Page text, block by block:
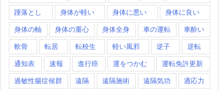
踵落とし 身体が軽い 身体に悪い 身体に良い
身体の軸 身体の重心 身体全身 車の運転 車酔い
軟骨 転居 転校生 軽い風邪 逆子 逆転
通知表 速報 進行癌 運をつかむ 運転免許更新
過敏性腸症候群 遠隔 遠隔施術 遠隔気功 適応力